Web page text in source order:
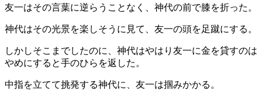
友一はその言葉に逆らうことなく、神代の前で膝を折った。
神代はその光景を楽しそうに見て、友一の頭を足蹴にする。
しかしそこまでしたのに、神代はやはり友一に金を貸すのは
やめにすると手のひらを返した。
中指を立てて挑発する神代に、友一は掴みかかる。